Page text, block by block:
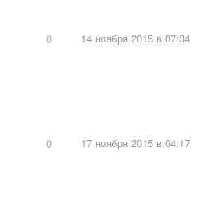
14 ноября 2015 в 07:34
0
17 ноября 2015 в 04:17
0